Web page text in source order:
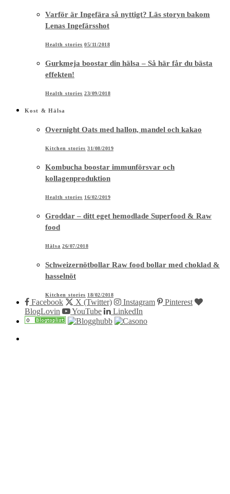
Varför är Ingefära så nyttigt? Läs storyn bakom
Lenas Ingefärsshot
Health stories 05/11/2018
Gurkmeja boostar din hälsa – Så här får du bästa
effekten!
Health stories 23/09/2018
Kost & Hälsa
Overnight Oats med hallon, mandel och kakao
Kitchen stories 31/08/2019
Kombucha boostar immunförsvar och
kollagenproduktion
Health stories 16/02/2019
Groddar – ditt eget hemodlade Superfood & Raw
food
Hälsa 26/07/2018
Schweizernötbollar Raw food bollar med choklad &
hasselnöt
Kitchen stories 18/02/2018
Facebook X (Twitter) Instagram
Pinterest
BlogLovin
YouTube LinkedIn